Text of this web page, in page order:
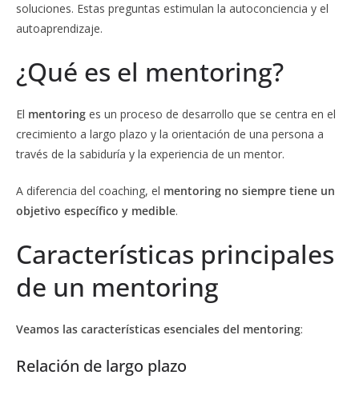
soluciones. Estas preguntas estimulan la autoconciencia y el
autoaprendizaje.
¿Qué es el mentoring?
El mentoring es un proceso de desarrollo que se centra en el
crecimiento a largo plazo y la orientación de una persona a
través de la sabiduría y la experiencia de un mentor.
A diferencia del coaching, el mentoring no siempre tiene un
objetivo específico y medible.
Características principales
de un mentoring
Veamos las características esenciales del mentoring:
Relación de largo plazo